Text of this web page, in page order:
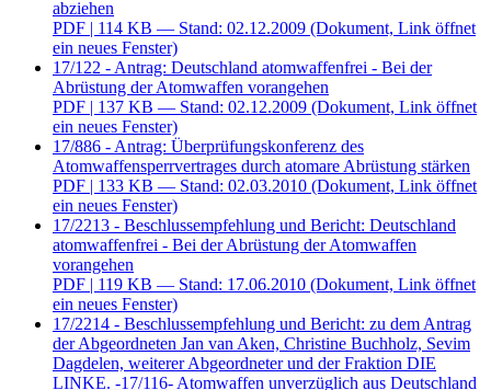
abziehen
PDF | 114 KB — Stand: 02.12.2009 (Dokument, Link öffnet
ein neues Fenster)
17/122 - Antrag: Deutschland atomwaffenfrei - Bei der
Abrüstung der Atomwaffen vorangehen
PDF | 137 KB — Stand: 02.12.2009 (Dokument, Link öffnet
ein neues Fenster)
17/886 - Antrag: Überprüfungskonferenz des
Atomwaffensperrvertrages durch atomare Abrüstung stärken
PDF | 133 KB — Stand: 02.03.2010 (Dokument, Link öffnet
ein neues Fenster)
17/2213 - Beschlussempfehlung und Bericht: Deutschland
atomwaffenfrei - Bei der Abrüstung der Atomwaffen
vorangehen
PDF | 119 KB — Stand: 17.06.2010 (Dokument, Link öffnet
ein neues Fenster)
17/2214 - Beschlussempfehlung und Bericht: zu dem Antrag
der Abgeordneten Jan van Aken, Christine Buchholz, Sevim
Dagdelen, weiterer Abgeordneter und der Fraktion DIE
LINKE. -17/116- Atomwaffen unverzüglich aus Deutschland